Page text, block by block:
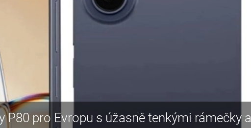
P80 pro Evropu s úžasně tenkými rámečky a